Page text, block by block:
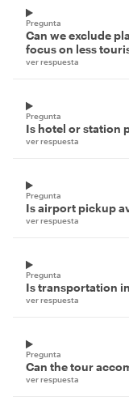
Pregunta
Can we exclude
focus on less
ver respuesta
Pregunta
Is hotel or station
ver respuesta
Pregunta
Is airport pickup
ver respuesta
Pregunta
Is transportation
ver respuesta
Pregunta
Can the tour
ver respuesta